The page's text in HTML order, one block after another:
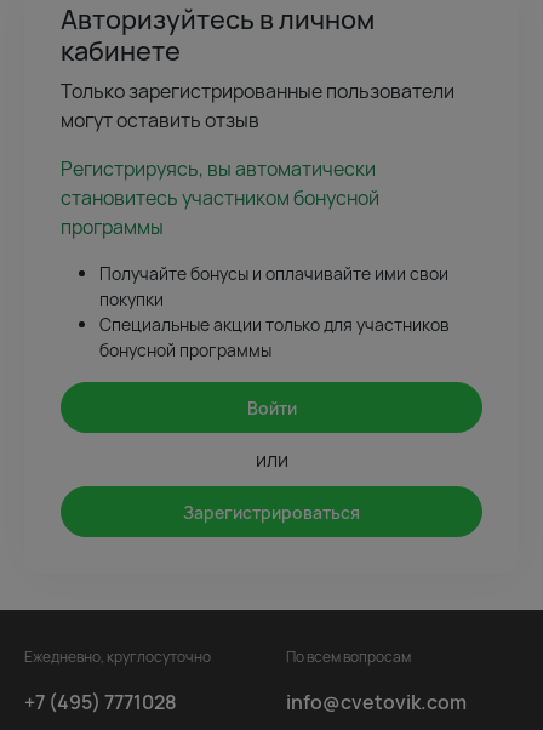
Авторизуйтесь в личном
кабинете
Только зарегистрированные пользователи
могут оставить отзыв
Регистрируясь, вы автоматически
становитесь участником бонусной
программы
Получайте бонусы и оплачивайте ими свои
покупки
Специальные акции только для участников
бонусной программы
Войти
или
Зарегистрироваться
Ежедневно, круглосуточно
+7 (495) 7771028
По всем вопросам
info@cvetovik.com